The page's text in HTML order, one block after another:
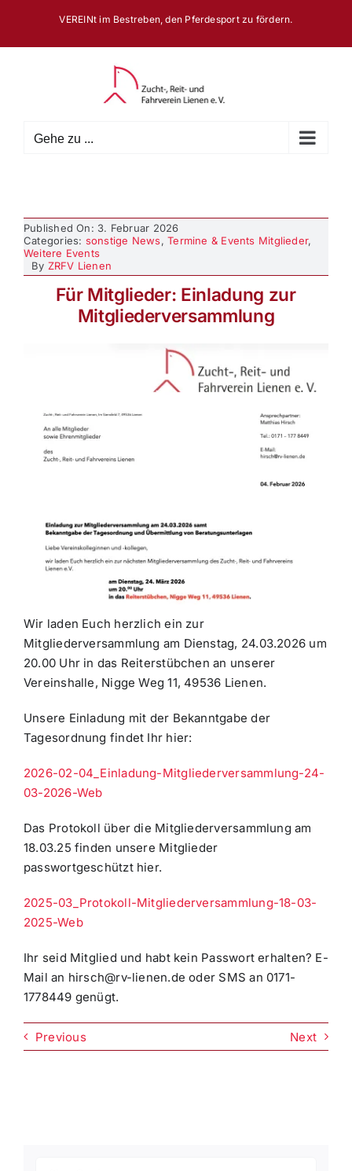
springen
VEREINt im Bestreben, den Pferdesport zu fördern.
Gehe zu ...
Published On: 3. Februar 2026
Categories: sonstige News,Termine & Events Mitglieder,
Weitere Events
By ZRFV Lienen
Für Mitglieder: Einladung zur
Mitgliederversammlung
Wir laden Euch herzlich ein zur
Mitgliederversammlung am Dienstag, 24.03.2026 um
20.00 Uhr in das Reiterstübchen an unserer
Vereinshalle, Nigge Weg 11, 49536 Lienen.
Unsere Einladung mit der Bekanntgabe der
Tagesordnung findet Ihr hier:
2026-02-04_Einladung-Mitgliederversammlung-24-
03-2026-Web
Das Protokoll über die Mitgliederversammlung am
18.03.25 finden unsere Mitglieder
passwortgeschützt hier.
2025-03_Protokoll-Mitgliederversammlung-18-03-
2025-Web
Ihr seid Mitglied und habt kein Passwort erhalten? E-
Mail an hirsch@rv-lienen.de oder SMS an 0171-
1778449 genügt.
Previous Next